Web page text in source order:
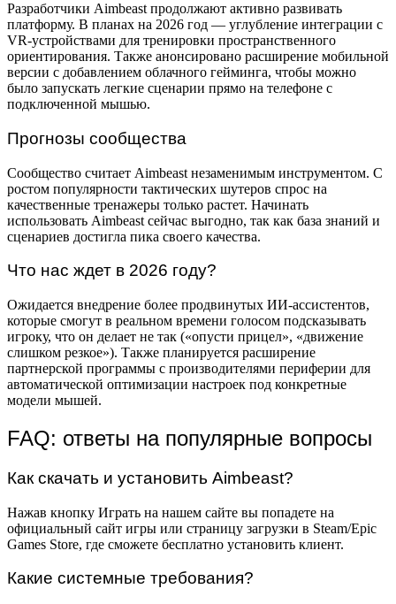
Разработчики Aimbeast продолжают активно развивать
платформу. В планах на 2026 год — углубление интеграции с
VR-устройствами для тренировки пространственного
ориентирования. Также анонсировано расширение мобильной
версии с добавлением облачного гейминга, чтобы можно
было запускать легкие сценарии прямо на телефоне с
подключенной мышью.
Прогнозы сообщества
Сообщество считает Aimbeast незаменимым инструментом. С
ростом популярности тактических шутеров спрос на
качественные тренажеры только растет. Начинать
использовать Aimbeast сейчас выгодно, так как база знаний и
сценариев достигла пика своего качества.
Что нас ждет в 2026 году?
Ожидается внедрение более продвинутых ИИ-ассистентов,
которые смогут в реальном времени голосом подсказывать
игроку, что он делает не так («опусти прицел», «движение
слишком резкое»). Также планируется расширение
партнерской программы с производителями периферии для
автоматической оптимизации настроек под конкретные
модели мышей.
FAQ: ответы на популярные вопросы
Как скачать и установить Aimbeast?
Нажав кнопку Играть на нашем сайте вы попадете на
официальный сайт игры или страницу загрузки в Steam/Epic
Games Store, где сможете бесплатно установить клиент.
Какие системные требования?